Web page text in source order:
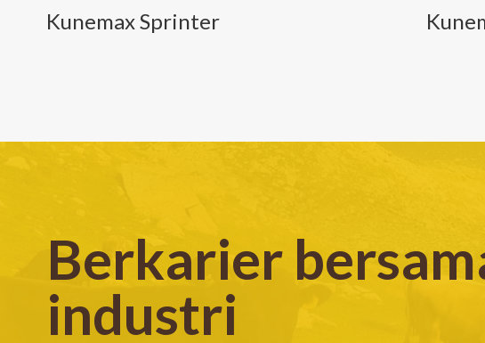
Kunemax Sprinter
Berkarier
industri